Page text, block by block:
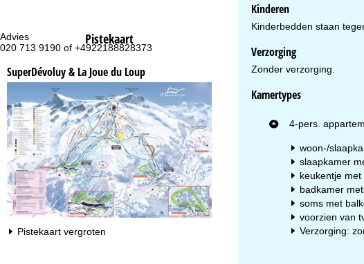
Advies
020 713 9190 of +4922188828373
za-zo:
Naar
Pistekaart
SuperDévoluy & La Joue du Loup
Pistekaart vergroten
Kinderen
Kinderbedden staan
Verzorging
Zonder verzorging.
Kamertypes
4-pers.
woon-/
slaapkamer
keukentje
badkamer
soms met
voorzien van
Verzorging: